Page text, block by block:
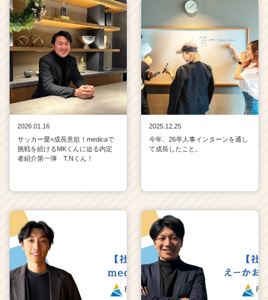
2026.01.16
サッカー愛×成長意欲！medicaで
挑戦を続けるMKくんに迫る内定
者紹介第一弾 T.Nくん！
2025.12.25
今年、26卒人事インターンを通し
て成長したこと。